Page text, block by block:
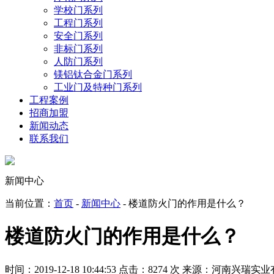
学校门系列
工程门系列
安全门系列
非标门系列
人防门系列
镁铝钛合金门系列
工业门及特种门系列
工程案例
招商加盟
新闻动态
联系我们
新闻中心
当前位置： 首页 - 新闻中心 - 楼道防火门的作用是什么？
楼道防火门的作用是什么？
时间：2019-12-18 10:44:53 点击：8274 次 来源：河南兴瑞实业